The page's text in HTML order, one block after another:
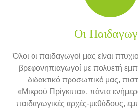
Οι
Όλοι οι παιδαγωγοί μας είναι
βρεφονηπιαγωγοί με πολυετή
διδακτικό προσωπικό μας,
«Μικρού Πρίγκιπα», πάντα
παιδαγωγικές αρχές-μεθόδους,